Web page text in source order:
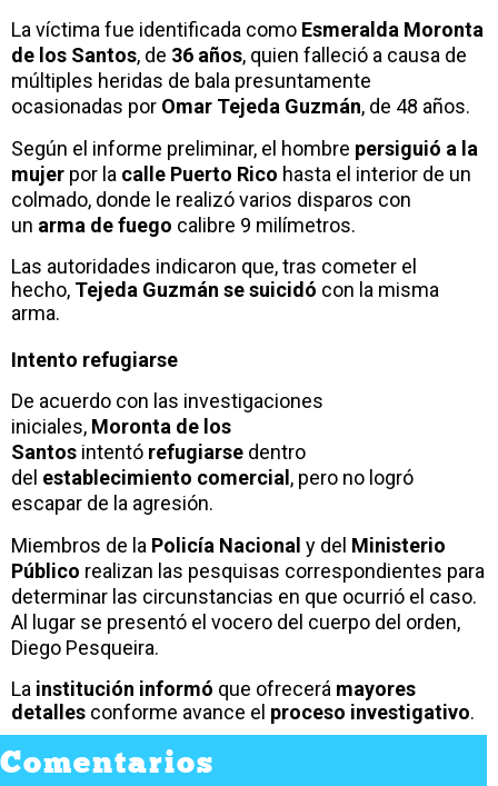
La víctima fue identificada como Esmeralda Moronta
de los Santos, de 36 años, quien falleció a causa de
múltiples heridas de bala presuntamente
ocasionadas por Omar Tejeda Guzmán, de 48 años.
Según el informe preliminar, el hombre persiguió a la
mujer por la calle Puerto Rico hasta el interior de un
colmado, donde le realizó varios disparos con
un arma de fuego calibre 9 milímetros.
Las autoridades indicaron que, tras cometer el
hecho, Tejeda Guzmán se suicidó con la misma
arma.
Intento refugiarse
De acuerdo con las investigaciones
iniciales, Moronta de los
Santos intentó refugiarse dentro
del establecimiento comercial, pero no logró
escapar de la agresión.
Miembros de la Policía Nacional y del Ministerio
Público realizan las pesquisas correspondientes para
determinar las circunstancias en que ocurrió el caso.
Al lugar se presentó el vocero del cuerpo del orden,
Diego Pesqueira.
La institución informó que ofrecerá mayores
detalles conforme avance el proceso investigativo.
Comentarios